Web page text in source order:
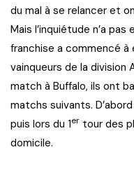
du mal à se relancer et
Mais l’inquiétude n’a
franchise a commencé à
vainqueurs de la division
match à Buffalo, ils ont
matchs suivants.
puis lors du 1er tour des
domicile.